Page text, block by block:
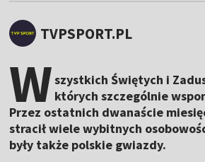
TVPSPORT.PL
Wszystkich Świętych i
których szczególnie
Przez ostatnich dwanaście
stracił wiele wybitnych
były także polskie gwiazdy.